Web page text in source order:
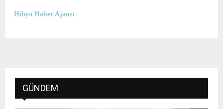
Hibya Haber Ajansı
GÜNDEM